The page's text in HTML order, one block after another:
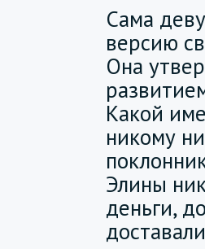
Сама
версию
Она
Какой
никому
Элины
деньги,